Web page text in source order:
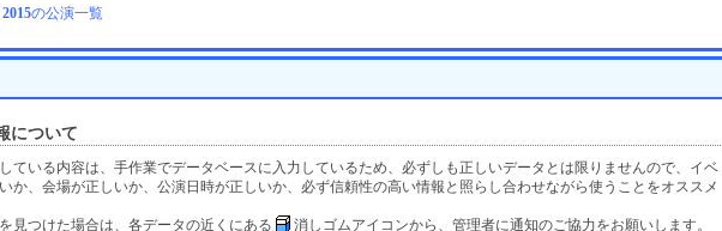
の公演一覧
について
ている内容は、手作業でデータベースに入力しているため、必ずしも正しいデータとは限りませんので、イベ
か、会場が正しいか、公演日時が正しいか、必ず信頼性の高い情報と照らし合わせながら使うことをオススメ
見つけた場合は、各データの近くにある
消しゴムアイコンから、管理者に通知のご協力をお願いします。